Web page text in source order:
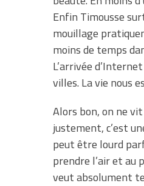
Enfin Timousse
mouillage
moins de temps
L’arrivée
villes. La vie nous
Alors bon, on ne
justement, c’est
peut être lourd
prendre l’air et au
veut absolument